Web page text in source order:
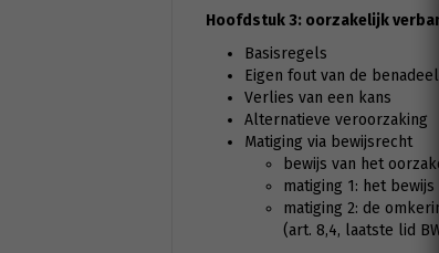
Hoofdstuk 3: oorzakelijk
Basisregels
Eigen fout van de
Verlies van een kans
Alternatieve veroorzaking
Matiging via bewijsrecht
bewijs van het
matiging 1: het
matiging 2: de
(art. 8,4, laatste lid